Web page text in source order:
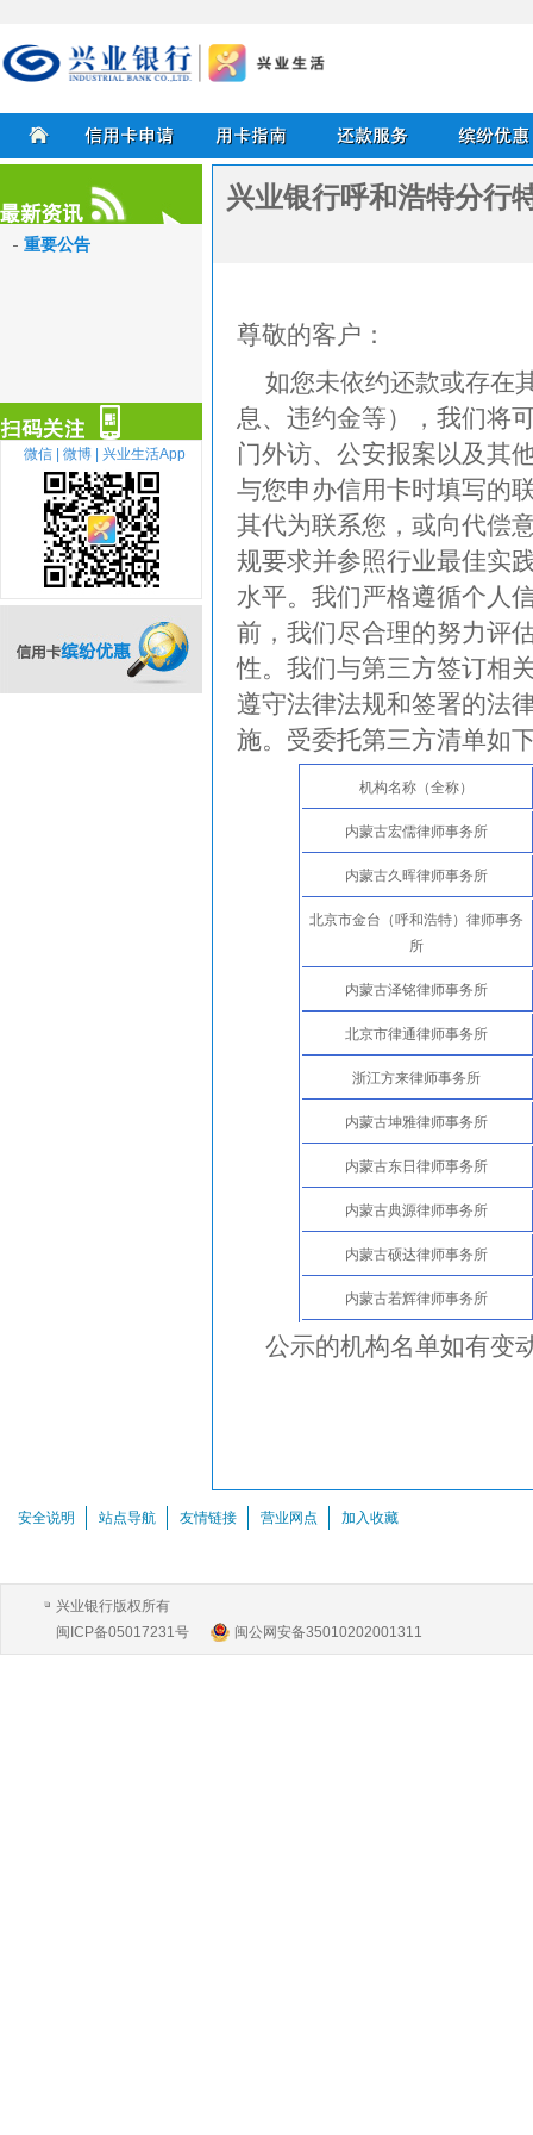
兴业银行信用卡
首页 信用卡申请 用卡指南
重要公告
扫描关注
微信 | 微博 | 兴业生活App
兴业银行呼和浩特分行
尊敬的客户：
如您未依约还款或存在
息、违约金等），我们将
门外访、公安报案以及其
与您申办信用卡时填写的
其代为联系您，或向代偿
规要求并参照行业最佳实
水平。我们严格遵循个人
前，我们尽合理的努力评
性。我们与第三方签订相
遵守法律法规和签署的法
施。受委托第三方清单如
机构名称（全称）
内蒙古宏儒律师事务所
内蒙古久晖律师事务所
北京市金台（呼和浩特）律师事务
所
内蒙古泽铭律师事务所
北京市律通律师事务所
浙江方来律师事务所
内蒙古坤雅律师事务所
内蒙古东日律师事务所
内蒙古典源律师事务所
内蒙古硕达律师事务所
内蒙古若辉律师事务所
公示的机构名单如有变
安全说明 站点导航 友情链接 营业网点 加入收藏
兴业银行版权所有
闽ICP备05017231号
闽公网安备35010202001311